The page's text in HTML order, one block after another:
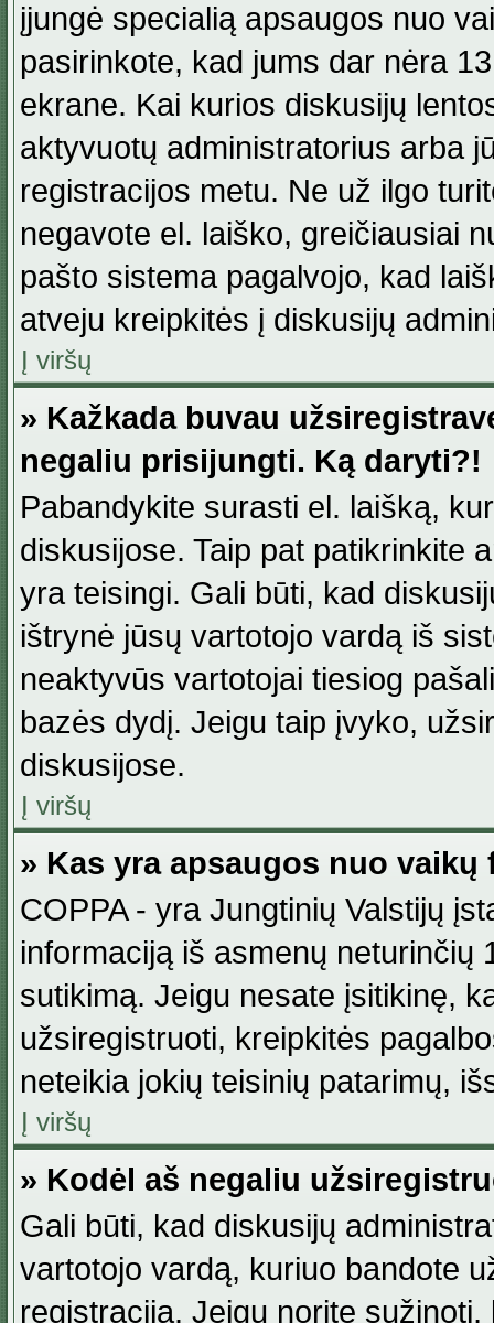
įjungė specialią apsaugos nuo
pasirinkote, kad jums dar nėra
ekrane. Kai kurios diskusijų
aktyvuotų administratorius arba
registracijos metu. Ne už ilgo
negavote el. laiško, greičiausiai
pašto sistema pagalvojo, kad
atveju kreipkitės į diskusijų
Į viršų
» Kažkada buvau
negaliu prisijungti. Ką daryti?!
Pabandykite surasti el. laišką,
diskusijose. Taip pat patikrinkite
yra teisingi. Gali būti, kad
ištrynė jūsų vartotojo vardą iš
neaktyvūs vartotojai tiesiog
bazės dydį. Jeigu taip įvyko,
diskusijose.
Į viršų
» Kas yra apsaugos nuo vaikų
COPPA - yra Jungtinių Valstijų
informaciją iš asmenų neturinčių
sutikimą. Jeigu nesate įsitikinę,
užsiregistruoti, kreipkitės
neteikia jokių teisinių patarimų,
Į viršų
» Kodėl aš negaliu
Gali būti, kad diskusijų
vartotojo vardą, kuriuo bandote
registraciją. Jeigu norite